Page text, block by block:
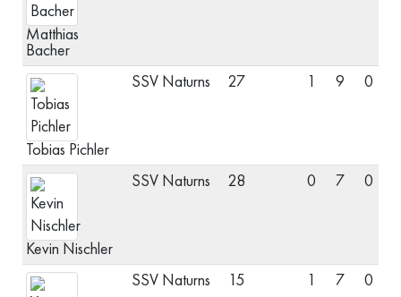
Matthias
Bacher
Tobias Pichler
SSV Naturns 27 1 9 0
Kevin Nischler
SSV Naturns 28 0 7 0
SSV Naturns 15 1 7 0